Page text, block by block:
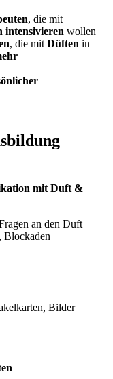
, die mit
intensivieren wollen
, die mit Düften in
mit Duft &
an den Duft
Blockaden
Bilder